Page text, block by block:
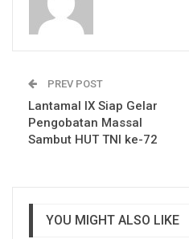
PREV POST
Lantamal IX Siap Gelar
Pengobatan Massal
Sambut HUT TNI ke-72
YOU MIGHT ALSO LIKE